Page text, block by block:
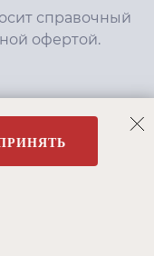
справочный
офертой.